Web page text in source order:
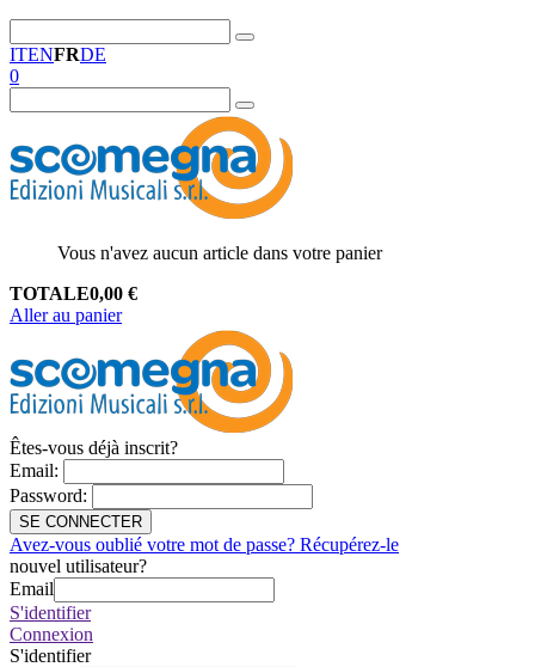
ITENFRDE
0
Vous n'avez aucun article dans votre panier
TOTALE0,00 €
Aller au panier
Êtes-vous déjà inscrit?
Email:
Password:
SE CONNECTER
Avez-vous oublié votre mot de passe? Récupérez-le
nouvel utilisateur?
Email
S'identifier
Connexion
S'identifier